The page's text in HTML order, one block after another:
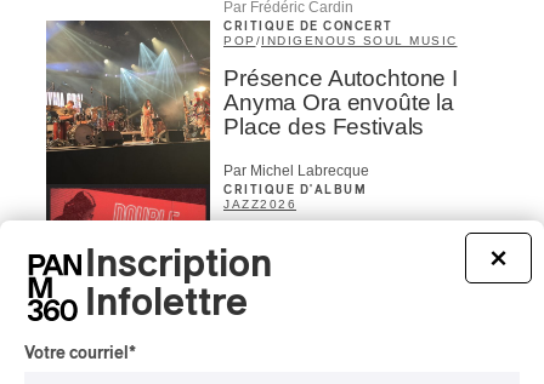
Par Frédéric Cardin
CRITIQUE DE CONCERT
POP /INDIGENOUS SOUL MUSIC
Présence Autochtone I
Anyma Ora envoûte la
Place des Festivals
Par Michel Labrecque
CRITIQUE D'ALBUM
JAZZ2026
Jacob Wutzke – Double
Down
Par Frédéric Cardin
×
Inscription
Infolettre
Votre courriel *